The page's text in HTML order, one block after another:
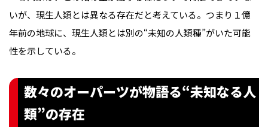
いが、現生人類とは異なる存在だと考えている。つまり１億
年前の地球に、現生人類とは別の“未知の人類種”がいた可能
性を示している。
数々のオーパーツが物語る“未知なる人
類”の存在